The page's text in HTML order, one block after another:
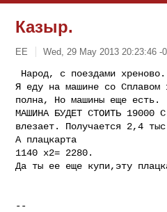
Казыр.
ЕE Wed, 29 May 2013 20:23:46 -
Я еду на машине со
полна, Но машины еще есть.
МАШИНА БУДЕТ СТОИТЬ 19000
влезает. Получается 2,4
А плацкарта
1140 х2= 2280.
Да ты ее еще купи,эту
--